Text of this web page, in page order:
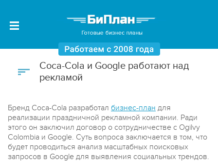
Coca-Cola и Google работают над
рекламой
Бренд Coca-Cola разработал бизнес-план для
реализации праздничной рекламной компании. Ради
этого он заключил договор о сотрудничестве с Ogilvy
Colombia и Google. Суть вопроса заключается в том, что
будет проводиться анализ масштабных поисковых
запросов в Google для выявления социальных трендов.